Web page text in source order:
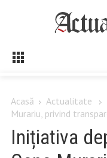
Acasă Actualitate
Murariu, privind
Inițiativa